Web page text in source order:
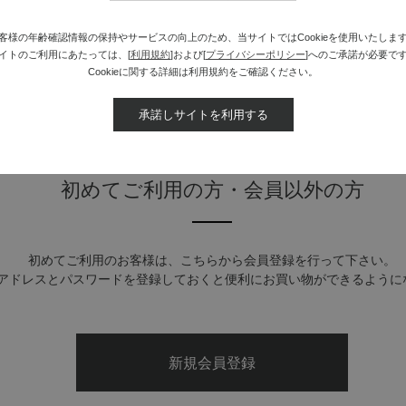
※詳しい方法は 「よくある質問（会員機能について）」 をご覧ください。
初めてご利用の方・会員以外の方
初めてご利用のお客様は、こちらから会員登録を行って下さい。
ドレスとパスワードを登録しておくと便利にお買い物ができるように
様の年齢確認情報の保持やサービスの向上のため、当サイトではCookieを使用いたします
トのご利用にあたっては、[利用規約]および[プライバシーポリシー]へのご承諾が必要です
Cookieに関する詳細は利用規約をご確認ください。
承諾しサイトを利用する